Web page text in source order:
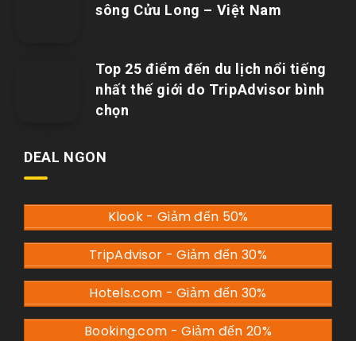
sông Cửu Long – Việt Nam
Top 25 điểm đến du lịch nổi tiếng
nhất thế giới do TripAdvisor bình
chọn
DEAL NGON
Klook - Giảm đến 50%
TripAdvisor - Giảm đến 30%
Hotels.com - Giảm đến 30%
Booking.com - Giảm đến 20%